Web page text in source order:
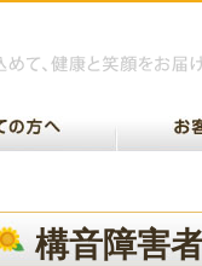
構音障害